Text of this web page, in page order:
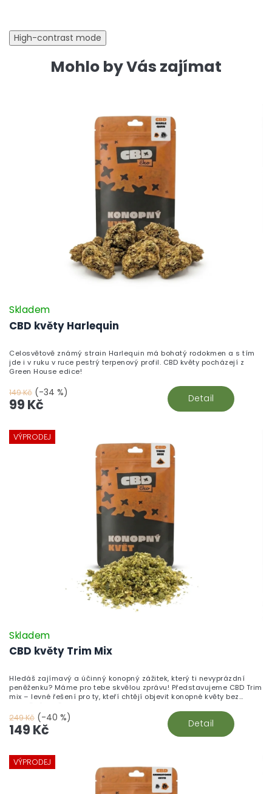
High-contrast mode
Mohlo by Vás zajímat
CBD květy Harlequin
Skladem
149 Kč (-34 %)
99 Kč Detail
Celosvětově známý strain Harlequin má bohatý rodokmen a s tím
jde i v ruku v ruce pestrý terpenový profil. CBD květy pocházejí z
Green House edice!
VÝPRODEJ
CBD květy Trim Mix
Skladem
249 Kč (-40 %)
149 Kč Detail
Hledáš zajímavý a účinný konopný zážitek, který ti nevyprázdní
peněženku? Máme pro tebe skvělou zprávu! Představujeme CBD Trim
mix – levné řešení pro ty, kteří chtějí objevit konopné květy bez
zbytečného přepychu.
VÝPRODEJ